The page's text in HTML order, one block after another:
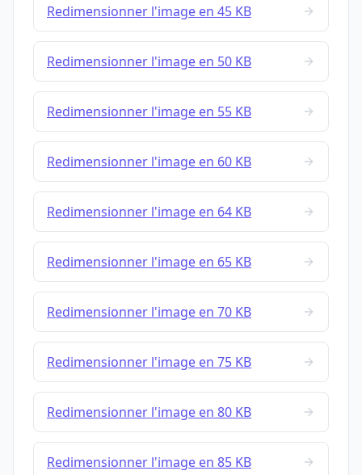
Redimensionner l'image en 45 KB
Redimensionner l'image en 50 KB
Redimensionner l'image en 55 KB
Redimensionner l'image en 60 KB
Redimensionner l'image en 64 KB
Redimensionner l'image en 65 KB
Redimensionner l'image en 70 KB
Redimensionner l'image en 75 KB
Redimensionner l'image en 80 KB
Redimensionner l'image en 85 KB